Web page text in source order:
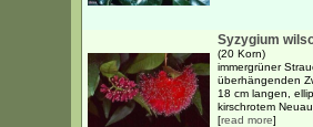
Syzygium
(20 Korn)
immergrüner
überhängenden
18 cm langen,
kirschrotem
[read more]